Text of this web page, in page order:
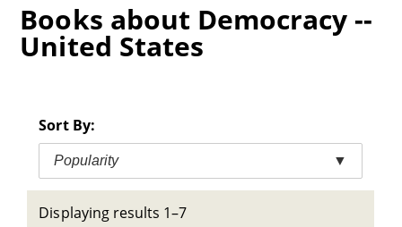
Books about Democracy --
United States
Sort By:
Popularity ▼
Displaying results 1–7